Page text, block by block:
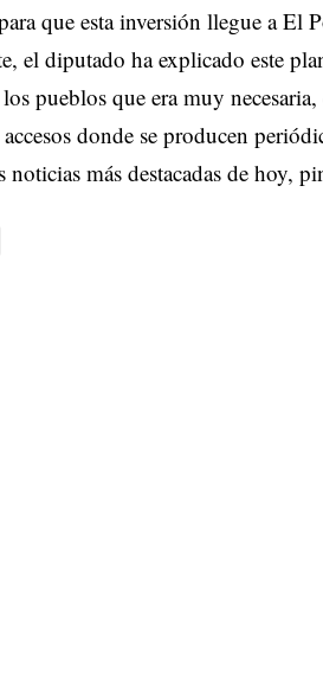
que esta inversión llegue a El
el diputado ha explicado este
los pueblos que era muy
donde se producen
noticias más destacadas de hoy,